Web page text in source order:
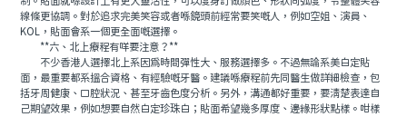
線條更協調。對於追求完美笑容或者喺鏡頭前經常要笑嘅人，例如空姐、演員、
KOL，貼面會系一個更全面嘅選擇。
**六、北上療程有咩要注意？**
不少香港人選擇北上系因爲時間彈性大、服務選擇多。不過無論系美白定貼
面，最重要都系搵合資格、有經驗嘅牙醫。建議喺療程前先同醫生做詳細檢查，包
括牙周健康、口腔狀況、甚至牙齒色度分析。另外，溝通都好重要，要清楚表達自
己期望效果，例如想要自然白定珍珠白；貼面希望幾多厚度、邊緣形狀點樣。咁樣